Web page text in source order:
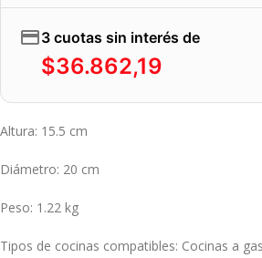
3 cuotas sin interés de
$36.862,19
Altura: 15.5 cm
Diámetro: 20 cm
Peso: 1.22 kg
Tipos de cocinas compatibles: Cocinas a